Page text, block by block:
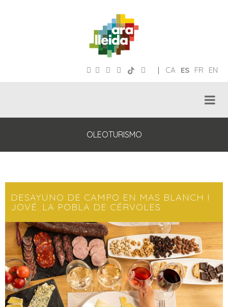
CA ES FR EN
|
OLEOTURISMO
DESAYUNO DE CAMPO EN MAS BLANCH I
JOVÉ. LA POBLA DE CÉRVOLES